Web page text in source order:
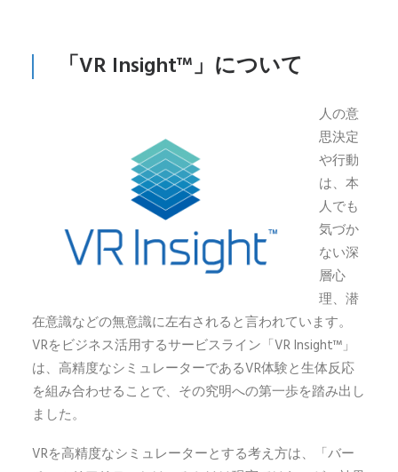
「VR Insight™」について
人の意
思決定
や行動
は、本
人でも
気づか
ない深
層心
理、潜
在意識などの無意識に左右されると言われています。
VRをビジネス活用するサービスライン「VR Insight™」
は、高精度なシミュレーターであるVR体験と生体反応
を組み合わせることで、その究明への第一歩を踏み出し
ました。
VRを高精度なシミュレーターとする考え方は、「バー